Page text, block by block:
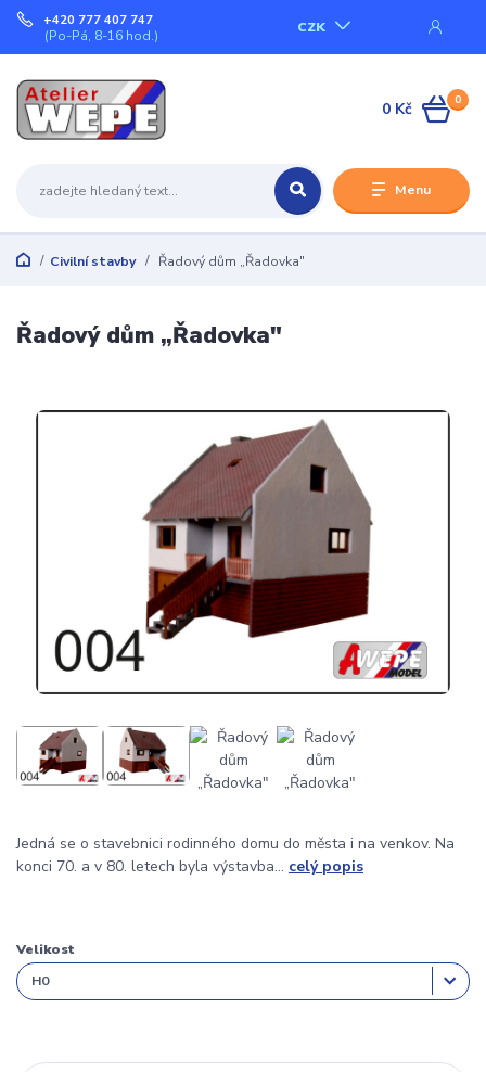
Menu
CZK
+420 777 407 747
(Po-Pá, 8-16 hod.)
0
0 Kč
Civilní stavby Řadový dům „Řadovka"
Řadový dům „Řadovka"
Jedná se o stavebnici rodinného domu do města i na venkov. Na
konci 70. a v 80. letech byla výstavba... celý popis
Velikost